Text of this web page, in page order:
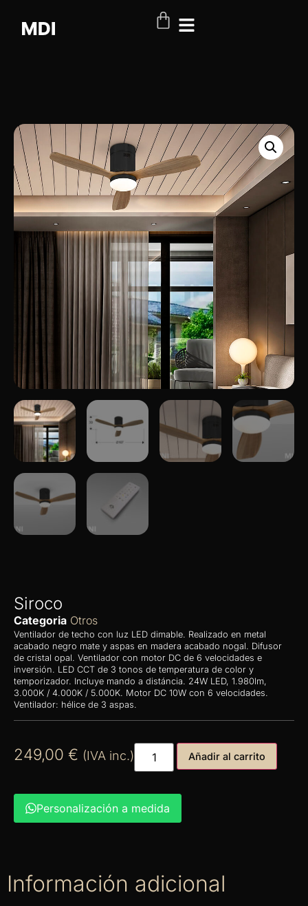
Siroco
Categoria Otros
Ventilador de techo con luz LED dimable. Realizado en metal
acabado negro mate y aspas en madera acabado nogal. Difusor
de cristal opal. Ventilador con motor DC de 6 velocidades e
inversión. LED CCT de 3 tonos de temperatura de color y
temporizador. Incluye mando a distáncia. 24W LED, 1.980lm,
3.000K / 4.000K / 5.000K. Motor DC 10W con 6 velocidades.
Ventilador: hélice de 3 aspas.
249,00 € (IVA inc.) Añadir al carrito
Personalización a medida
Información adicional